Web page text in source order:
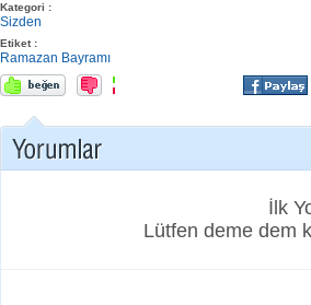
Kategori :
Sizden
Etiket :
Ramazan Bayramı
İlk
Lütfen deme dem